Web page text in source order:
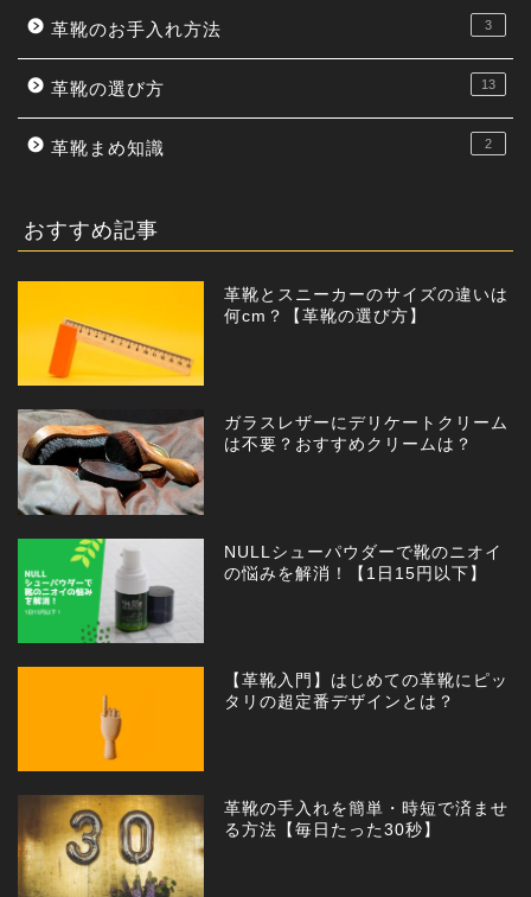
革靴のお手入れ方法 3
革靴の選び方 13
革靴まめ知識 2
おすすめ記事
革靴とスニーカーのサイズの違いは
何cm？【革靴の選び方】
ガラスレザーにデリケートクリーム
は不要？おすすめクリームは？
NULLシューパウダーで靴のニオイ
の悩みを解消！【1日15円以下】
【革靴入門】はじめての革靴にピッ
タリの超定番デザインとは？
革靴の手入れを簡単・時短で済ませ
る方法【毎日たった30秒】